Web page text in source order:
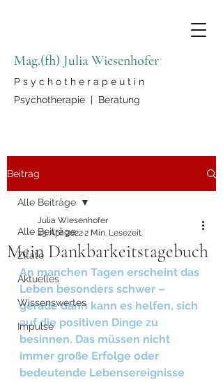
Mag.(fh) Julia Wiesenhofer
P s y c h o t h e r a p e u t i n
Psychotherapie | Beratung
Beitrag
Alle Beiträge
Zitate
Aktuelles
Wissenswertes
Impulse
Alle Beiträge
Mein Dankbarkeitstagebuch
Julia Wiesenhofer
23. Apr. 20222 Min. Lesezeit
An manchen Tagen erscheint das
Leben besonders schwer –
gerade dann kann es helfen, sich
auf die positiven Dinge zu
besinnen. Das müssen nicht
immer große Erfolge oder
bedeutende Lebensereignisse